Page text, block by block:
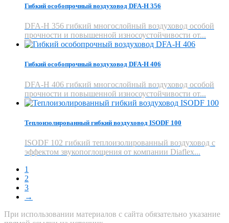
Гибкий особопрочный воздуховод DFA-H 356
DFA-H 356 гибкий многослойный воздуховод особой
прочности и повышенной износоустойчивости от...
Гибкий особопрочный воздуховод DFA-H 406
DFA-H 406 гибкий многослойный воздуховод особой
прочности и повышенной износоустойчивости от...
Теплоизолированный гибкий воздуховод ISODF 100
ISODF 102 гибкий теплоизолированный воздуховод с
эффектом звукопоглощения от компании Diaflex...
1
2
3
→
При использовании материалов с сайта обязательно указание